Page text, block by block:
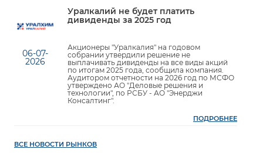
06-07-
2026
Уралкалий не будет платить
дивиденды за 2025 год
Акционеры "Уралкалия" на годовом
собрании утвердили решение не
выплачивать дивиденды на все виды акций
по итогам 2025 года, сообщила компания.
Аудитором отчетности на 2026 год по МСФО
утверждено АО "Деловые решения и
технологии", по РСБУ - АО "Энерджи
Консалтинг".
ПОДРОБНЕЕ
ВСЕ НОВОСТИ РЫНКОВ